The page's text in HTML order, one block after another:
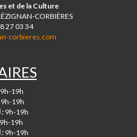
et de la Culture
CORBIÈRES
27 03 34
corbieres.com
19h
19h
: 9h-19h
9h-19h
: 9h-19h